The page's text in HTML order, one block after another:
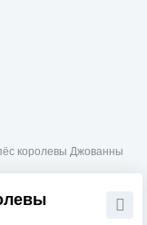
королевы Джованны